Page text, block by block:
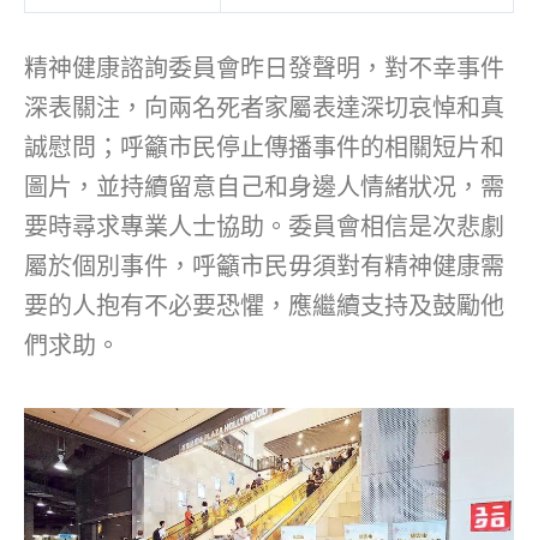
精神健康諮詢委員會昨日發聲明，對不幸事件
深表關注，向兩名死者家屬表達深切哀悼和真
誠慰問；呼籲市民停止傳播事件的相關短片和
圖片，並持續留意自己和身邊人情緒狀况，需
要時尋求專業人士協助。委員會相信是次悲劇
屬於個別事件，呼籲市民毋須對有精神健康需
要的人抱有不必要恐懼，應繼續支持及鼓勵他
們求助。